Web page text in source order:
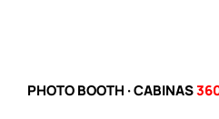
PHOTO BOOTH · CABINAS